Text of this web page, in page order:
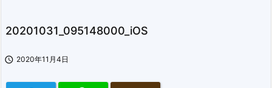
20201031_095148000_iOS
 2020年11月4日